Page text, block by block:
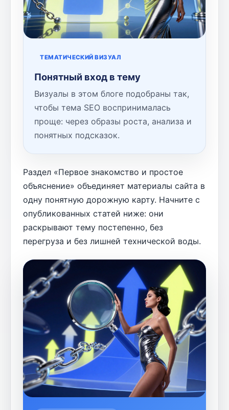
ТЕМАТИЧЕСКИЙ ВИЗУАЛ
Понятный вход в тему
Визуалы в этом блоге подобраны так,
чтобы тема SEO воспринималась
проще: через образы роста, анализа и
понятных подсказок.
Раздел «Первое знакомство и простое
объяснение» объединяет материалы сайта в
одну понятную дорожную карту. Начните с
опубликованных статей ниже: они
раскрывают тему постепенно, без
перегруза и без лишней технической воды.